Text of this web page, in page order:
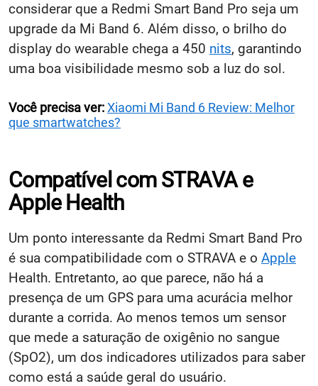
considerar que a Redmi Smart Band Pro seja um
upgrade da Mi Band 6. Além disso, o brilho do
display do wearable chega a 450 nits, garantindo
uma boa visibilidade mesmo sob a luz do sol.
Você precisa ver:Xiaomi Mi Band 6 Review: Melhor
que smartwatches?
Compatível com STRAVA e
Apple Health
Um ponto interessante da Redmi Smart Band Pro
é sua compatibilidade com o STRAVA e o Apple
Health. Entretanto, ao que parece, não há a
presença de um GPS para uma acurácia melhor
durante a corrida. Ao menos temos um sensor
que mede a saturação de oxigênio no sangue
(SpO2), um dos indicadores utilizados para saber
como está a saúde geral do usuário.